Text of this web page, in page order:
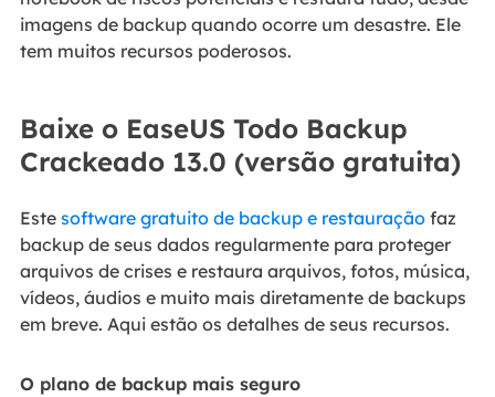
imagens de backup quando ocorre um desastre. Ele
tem muitos recursos poderosos.
Baixe o EaseUS Todo Backup
Crackeado 13.0 (versão gratuita)
Este software gratuito de backup e restauraçãofaz
backup de seus dados regularmente para proteger
arquivos de crises e restaura arquivos, fotos, música,
vídeos, áudios e muito mais diretamente de backups
em breve. Aqui estão os detalhes de seus recursos.
O plano de backup mais seguro